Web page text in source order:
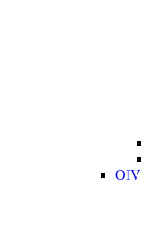
OIV